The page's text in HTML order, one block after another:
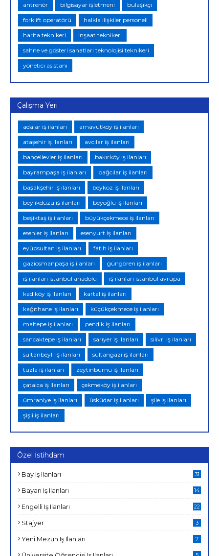
antrenör bilgisayar işletmeni bulaşıkçı
forklift operatörü halkla ilişkiler personeli
harita teknikeri inşaat teknikeri
sahne ve gösteri sanatları teknolojisi teknikeri
yönetici asistanı
Çalışma Yeri
adalar iş ilanları arnavutköy iş ilanları
ataşehir iş ilanları avcılar iş ilanları
bahçelievler iş ilanları bakırköy iş ilanları
bayrampaşa iş ilanları bağcılar iş ilanları
başakşehir iş ilanları beykoz iş ilanları
beylikdüzü iş ilanları beyoğlu iş ilanları
beşiktaş iş ilanları büyükçekmece iş ilanları
esenler iş ilanları esenyurt iş ilanları
eyüpsultan iş ilanları fatih iş ilanları
gaziosmanpaşa iş ilanları güngören iş ilanları
iş ilanları istanbul anadolu iş ilanları istanbul avrupa
kadıköy iş ilanları kartal iş ilanları
kağıthane iş ilanları küçükçekmece iş ilanları
maltepe iş ilanları pendik iş ilanları
sancaktepe iş ilanları sarıyer iş ilanları silivri iş ilanları
sultanbeyli iş ilanları sultangazi iş ilanları
tuzla iş ilanları zeytinburnu iş ilanları
çatalca iş ilanları çekmeköy iş ilanları
ümraniye iş ilanları üsküdar iş ilanları şile iş ilanları
şişli iş ilanları
Özel İstihdam
Bay Iş Ilanları 31
Bayan Iş Ilanları 14
Engelli Iş Ilanları 22
Stajyer 3
Yeni Mezun Iş Ilanları 7